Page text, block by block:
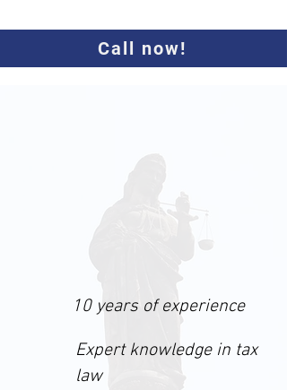
Call now!
10 years of experience
Expert knowledge in tax
law